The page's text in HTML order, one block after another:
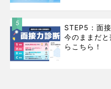
5
STEP5：面
今のままだ
らこちら！